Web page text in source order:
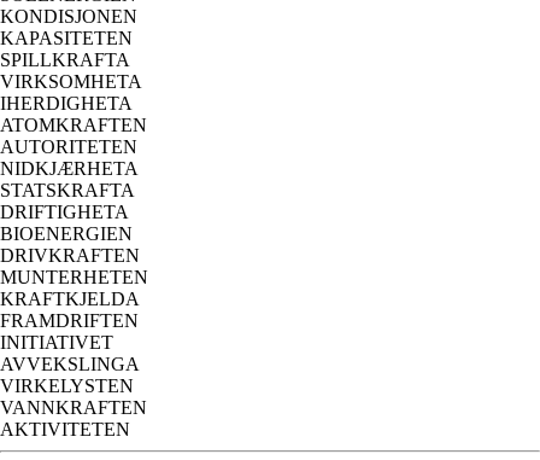
KONDISJONEN
KAPASITETEN
SPILLKRAFTA
VIRKSOMHETA
IHERDIGHETA
ATOMKRAFTEN
AUTORITETEN
NIDKJÆRHETA
STATSKRAFTA
DRIFTIGHETA
BIOENERGIEN
DRIVKRAFTEN
MUNTERHETEN
KRAFTKJELDA
FRAMDRIFTEN
INITIATIVET
AVVEKSLINGA
VIRKELYSTEN
VANNKRAFTEN
AKTIVITETEN